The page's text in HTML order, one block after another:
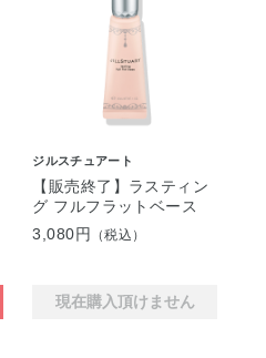
ジルスチュアート
【販売終了】ラスティン
グ フルフラットベース
3,080円
（税込）
現在購入頂けません